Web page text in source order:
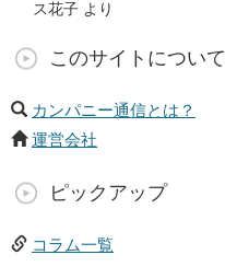
ス花子 より
このサイトについて
カンパニー通信とは？
運営会社
ピックアップ
コラム一覧